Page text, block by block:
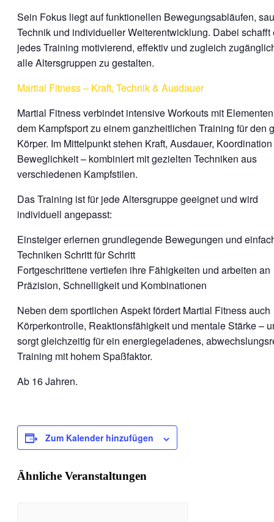
Sein Fokus liegt auf funktionellen Bewegungsabläufen,
Technik und individueller Weiterentwicklung. Dabei schafft
jedes Training motivierend, effektiv und zugleich
alle Altersgruppen zu gestalten.
Martial Fitness – Kraft, Technik & Ausdauer
Martial Fitness verbindet intensive Workouts mit
dem Kampfsport zu einem ganzheitlichen Training für den
Körper. Im Mittelpunkt stehen Kraft, Ausdauer,
Beweglichkeit – kombiniert mit gezielten Techniken aus
verschiedenen Kampfstilen.
Das Training ist für jede Altersgruppe geeignet und wird
individuell angepasst:
Einsteiger erlernen grundlegende Bewegungen und
Techniken Schritt für Schritt
Fortgeschrittene vertiefen ihre Fähigkeiten und arbeiten an
Präzision, Schnelligkeit und Kombinationen
Neben dem sportlichen Aspekt fördert Martial Fitness auch
Körperkontrolle, Reaktionsfähigkeit und mentale Stärke –
sorgt gleichzeitig für ein energiegeladenes,
Training mit hohem Spaßfaktor.
Ab 16 Jahren.
Zum Kalender hinzufügen
Ähnliche Veranstaltungen